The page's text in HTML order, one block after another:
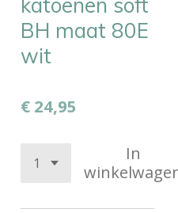
BH maat 80E
wit
€ 24,95
In